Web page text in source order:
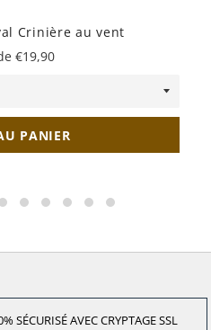
Crinière au vent
€19,90
PANIER
SÉCURISÉ AVEC CRYPTAGE SSL